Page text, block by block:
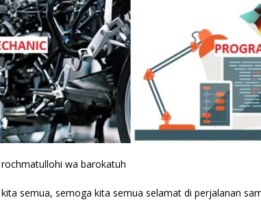
rochmatullohi wa barokatuh
semua, semoga kita semua selamat di perjalanan